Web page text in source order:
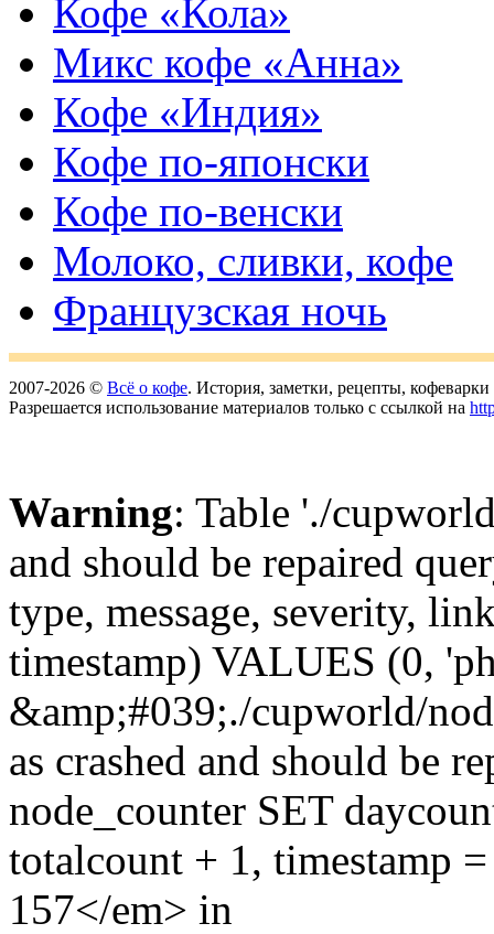
Кофе «Кола»
Микс кофе «Анна»
Кофе «Индия»
Кофе по-японски
Кофе по-венски
Молоко, сливки, кофе
Французская ночь
2007-2026 © Всё о кофе. История, заметки, рецепты,
Разрешается использование материалов только с ссылкой на
Warning: Table './
and should be repaired
type, message, severity,
timestamp) VALUES (0,
&amp;#039;./cupworld/
as crashed and should be
node_counter SET
totalcount + 1, timestamp
157</em> in